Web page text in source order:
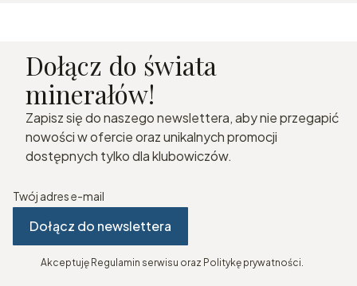
Dołącz do świata
minerałów!
Zapisz się do naszego newslettera, aby nie przegapić
nowości w ofercie oraz unikalnych promocji
dostępnych tylko dla klubowiczów.
Twój adres e-mail
Dołącz do newslettera
Akceptuję Regulamin serwisu oraz Politykę prywatności.